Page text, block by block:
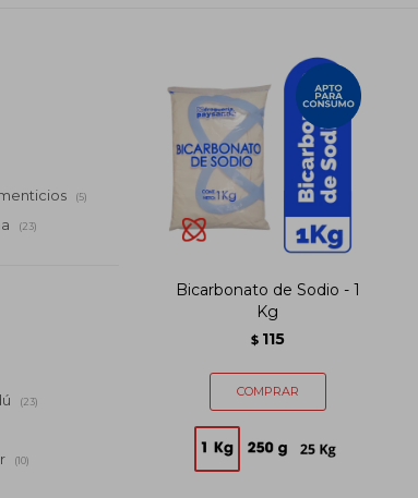
Bicarbonato de Sodio - 1
Kg
$ 115
(5)
(23)
(23)
(10)